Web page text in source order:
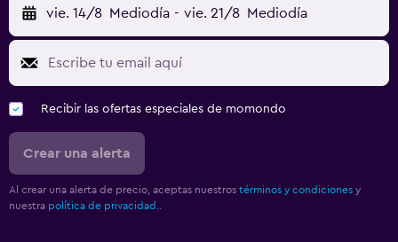
vie. 14/8 Mediodía - vie. 21/8 Mediodía
Recibir las ofertas especiales de momondo
Crear una alerta
Al crear una alerta de precio, aceptas nuestros términos y condiciones y
nuestra política de privacidad..